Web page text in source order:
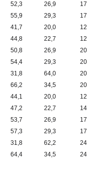
52,3 26,9
17
55,9 29,3
17
41,7 20,0
12
44,8 22,7
12
50,8 26,9
20
54,4 29,3
20
31,8 64,0
20
66,2 34,5
20
44,1 20,0
12
47,2 22,7
14
53,7 26,9
17
57,3 29,3
17
31,8 62,2
24
64,4 34,5 24